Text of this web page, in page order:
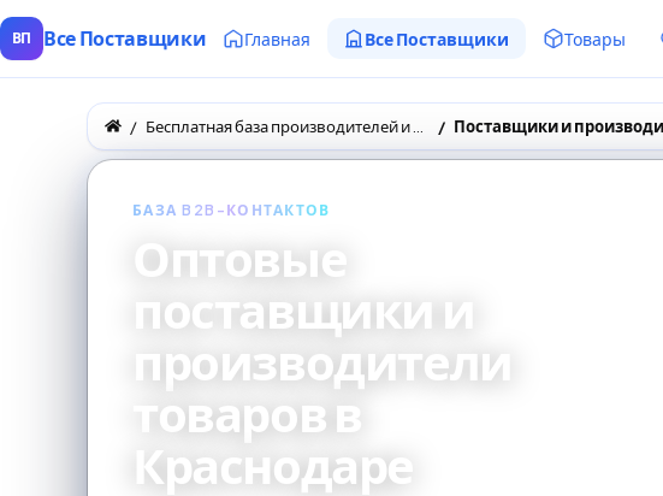
ВП Все Поставщики Главная Все Поставщики Товары
БАЗА B2B-КОНТАКТОВ
Оптовые
поставщики и
производители
товаров в
Краснодаре